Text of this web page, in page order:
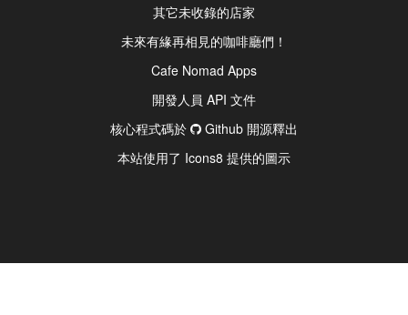
其它未收錄的店家
未來有緣再相見的咖啡廳們！
Cafe Nomad Apps
開發人員 API 文件
核心程式碼於
Github 開源釋出
本站使用了 Icons8 提供的圖示